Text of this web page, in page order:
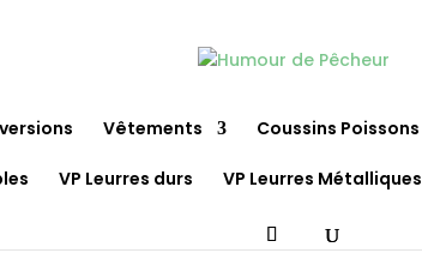
Vêtements Coussins Poissons
VP Leurres durs VP Leurres Métalliques